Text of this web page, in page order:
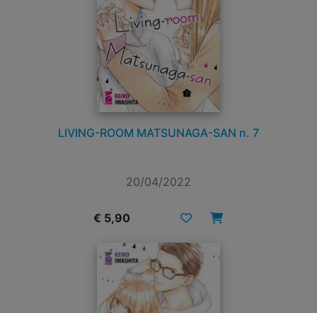
LIVING-ROOM MATSUNAGA-SAN n. 7
20/04/2022
€ 5,90